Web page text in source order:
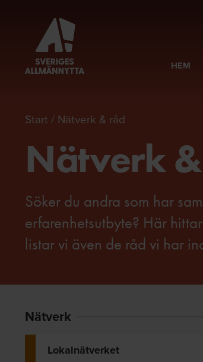
HEM
Start Nätverk & råd
Nätverk
Söker du andra som har
erfarenhetsutbyte? Här
listar vi även de råd vi har
Nätverk
Lokalnätverket